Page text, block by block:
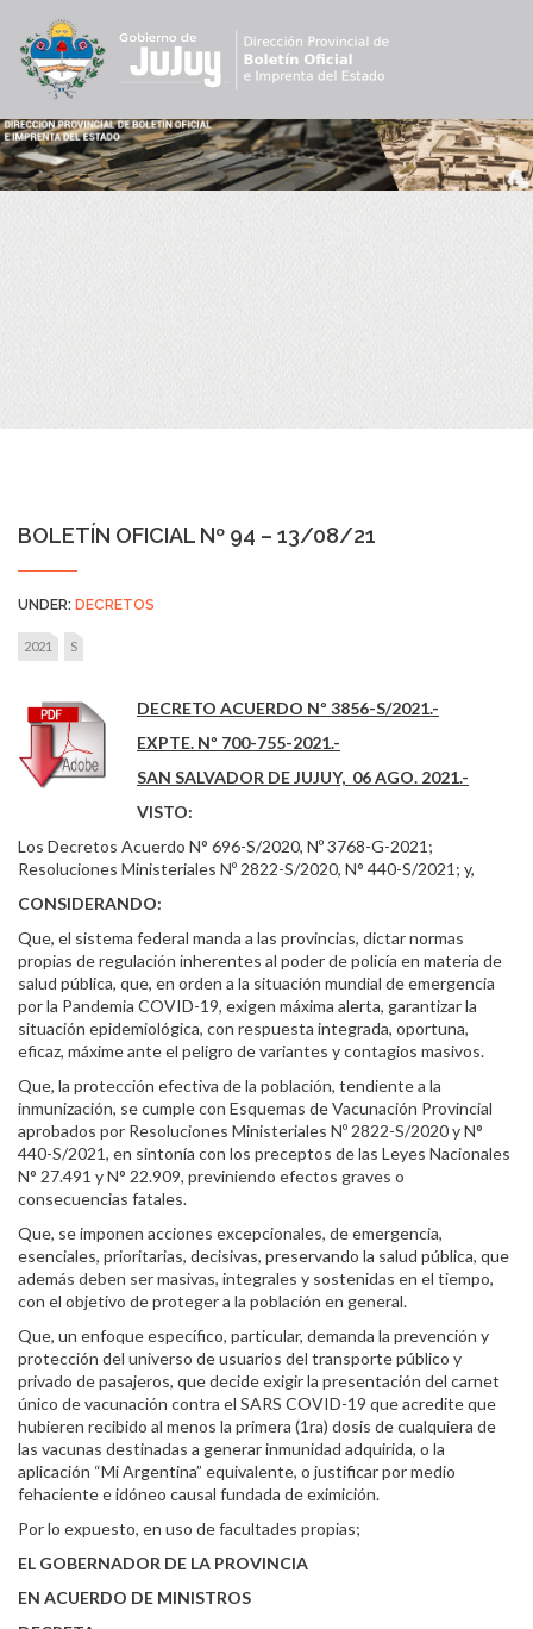
BOLETÍN OFICIAL Nº 94 – 13/08/21
UNDER: DECRETOS
2021 S
DECRETO ACUERDO Nº 3856-S/2021.-
EXPTE. Nº 700-755-2021.-
SAN SALVADOR DE JUJUY, 06 AGO. 2021.-
VISTO:
Los Decretos Acuerdo N° 696-S/2020, Nº 3768-G-2021;
Resoluciones Ministeriales Nº 2822-S/2020, N° 440-S/2021; y,
CONSIDERANDO:
Que, el sistema federal manda a las provincias, dictar normas
propias de regulación inherentes al poder de policía en materia de
salud pública, que, en orden a la situación mundial de emergencia
por la Pandemia COVID-19, exigen máxima alerta, garantizar la
situación epidemiológica, con respuesta integrada, oportuna,
eficaz, máxime ante el peligro de variantes y contagios masivos.
Que, la protección efectiva de la población, tendiente a la
inmunización, se cumple con Esquemas de Vacunación Provincial
aprobados por Resoluciones Ministeriales Nº 2822-S/2020 y N°
440-S/2021, en sintonía con los preceptos de las Leyes Nacionales
N° 27.491 y N° 22.909, previniendo efectos graves o
consecuencias fatales.
Que, se imponen acciones excepcionales, de emergencia,
esenciales, prioritarias, decisivas, preservando la salud pública, que
además deben ser masivas, integrales y sostenidas en el tiempo,
con el objetivo de proteger a la población en general.
Que, un enfoque específico, particular, demanda la prevención y
protección del universo de usuarios del transporte público y
privado de pasajeros, que decide exigir la presentación del carnet
único de vacunación contra el SARS COVID-19 que acredite que
hubieren recibido al menos la primera (1ra) dosis de cualquiera de
las vacunas destinadas a generar inmunidad adquirida, o la
aplicación “Mi Argentina” equivalente, o justificar por medio
fehaciente e idóneo causal fundada de eximición.
Por lo expuesto, en uso de facultades propias;
EL GOBERNADOR DE LA PROVINCIA
EN ACUERDO DE MINISTROS